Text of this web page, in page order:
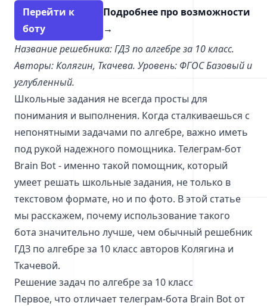
Перейти к
боту
Подробнее про возможности
→
Название решебника: ГДЗ по алгебре за 10 класс.
Авторы: Колягин, Ткачева. Уровень: ФГОС Базовый и
углубленный.
Школьные задания не всегда просты для
понимания и выполнения. Когда сталкиваешься с
непонятными задачами по алгебре, важно иметь
под рукой надежного помощника. Телеграм-бот
Brain Bot - именно такой помощник, который
умеет решать школьные задания, не только в
текстовом формате, но и по фото. В этой статье
мы расскажем, почему использование такого
бота значительно лучше, чем обычный решебник
ГДЗ по алгебре за 10 класс авторов Колягина и
Ткачевой.
Решение задач по алгебре за 10 класс
Первое, что отличает телеграм-бота Brain Bot от